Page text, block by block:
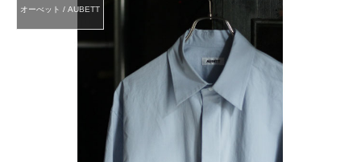
オーべット / AUBETT